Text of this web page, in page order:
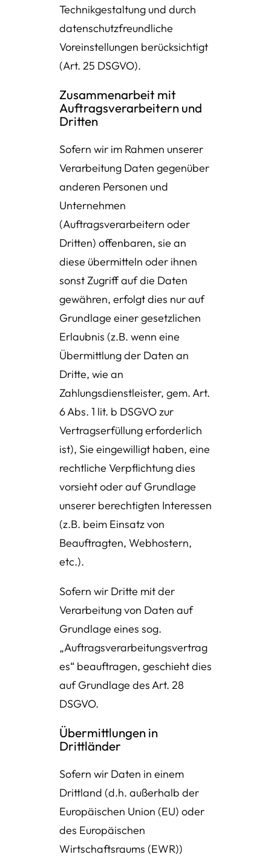
Technikgestaltung und durch
datenschutzfreundliche
Voreinstellungen berücksichtigt
(Art. 25 DSGVO).
Zusammenarbeit mit
Auftragsverarbeitern und
Dritten
Sofern wir im Rahmen unserer
Verarbeitung Daten gegenüber
anderen Personen und
Unternehmen
(Auftragsverarbeitern oder
Dritten) offenbaren, sie an
diese übermitteln oder ihnen
sonst Zugriff auf die Daten
gewähren, erfolgt dies nur auf
Grundlage einer gesetzlichen
Erlaubnis (z.B. wenn eine
Übermittlung der Daten an
Dritte, wie an
Zahlungsdienstleister, gem. Art.
6 Abs. 1 lit. b DSGVO zur
Vertragserfüllung erforderlich
ist), Sie eingewilligt haben, eine
rechtliche Verpflichtung dies
vorsieht oder auf Grundlage
unserer berechtigten Interessen
(z.B. beim Einsatz von
Beauftragten, Webhostern,
etc.).
Sofern wir Dritte mit der
Verarbeitung von Daten auf
Grundlage eines sog.
„Auftragsverarbeitungsvertrag
es“ beauftragen, geschieht dies
auf Grundlage des Art. 28
DSGVO.
Übermittlungen in
Drittländer
Sofern wir Daten in einem
Drittland (d.h. außerhalb der
Europäischen Union (EU) oder
des Europäischen
Wirtschaftsraums (EWR))